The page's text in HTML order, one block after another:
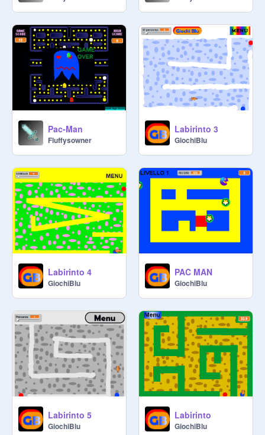
Pac-Man
Fluffysowner
Labirinto 3
GiochiBlu
Labirinto 4
GiochiBlu
PAC MAN
GiochiBlu
Labirinto 5
GiochiBlu
Labirinto
GiochiBlu